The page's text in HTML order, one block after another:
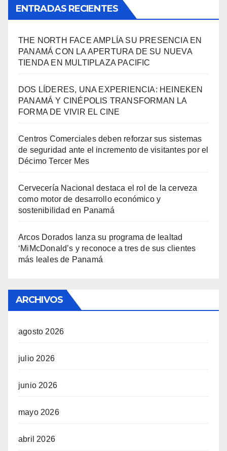
ENTRADAS RECIENTES
THE NORTH FACE AMPLÍA SU PRESENCIA EN
PANAMÁ CON LA APERTURA DE SU NUEVA
TIENDA EN MULTIPLAZA PACIFIC
DOS LÍDERES, UNA EXPERIENCIA: HEINEKEN
PANAMÁ Y CINÉPOLIS TRANSFORMAN LA
FORMA DE VIVIR EL CINE
Centros Comerciales deben reforzar sus sistemas
de seguridad ante el incremento de visitantes por el
Décimo Tercer Mes
Cervecería Nacional destaca el rol de la cerveza
como motor de desarrollo económico y
sostenibilidad en Panamá
Arcos Dorados lanza su programa de lealtad
‘MiMcDonald’s y reconoce a tres de sus clientes
más leales de Panamá
ARCHIVOS
agosto 2026
julio 2026
junio 2026
mayo 2026
abril 2026